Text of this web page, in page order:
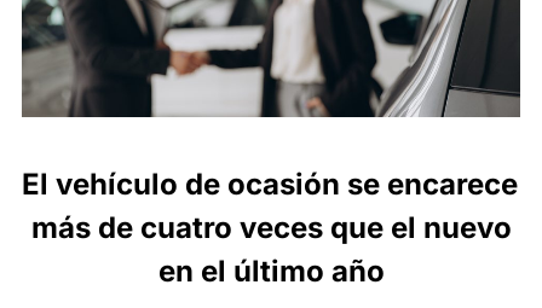
El vehículo de ocasión se encarece
más de cuatro veces que el nuevo
en el último año